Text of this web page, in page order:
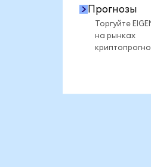
Прогнозы
Торгуйте
на рынках